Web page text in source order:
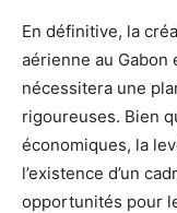
En définitive, la
aérienne au
nécessitera une
rigoureuses. Bien
économiques, la
l’existence d’un
opportunités pour